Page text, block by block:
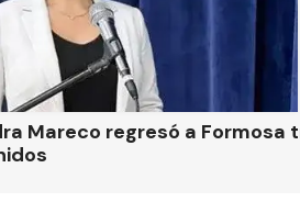
Mareco regresó a